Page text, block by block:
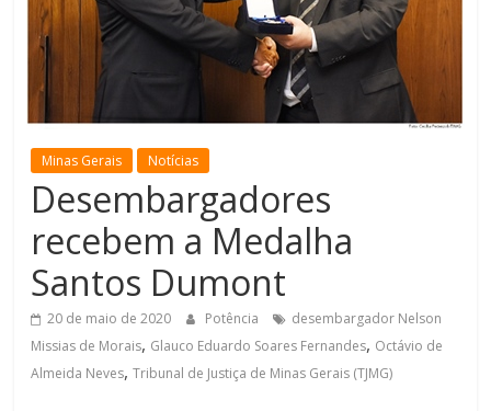
Minas
Minas Gerais Notícias
Desembargadores
recebem a Medalha
Santos Dumont
20 de maio de 2020 Potência
desembargador Nelson
Missias de Morais, Glauco Eduardo Soares Fernandes, Octávio de
Almeida Neves,Tribunal de Justiça de Minas Gerais (TJMG)